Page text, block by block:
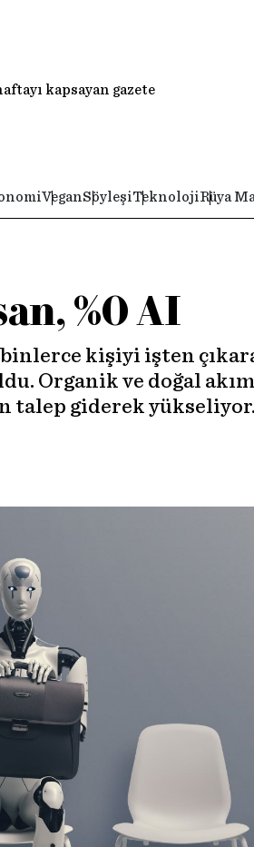
kapsayan gazete
VeganSöyleşiTeknolojiRüya
%0 AI
binlerce kişiyi işten
Organik ve doğal
talep giderek yükseliyor.